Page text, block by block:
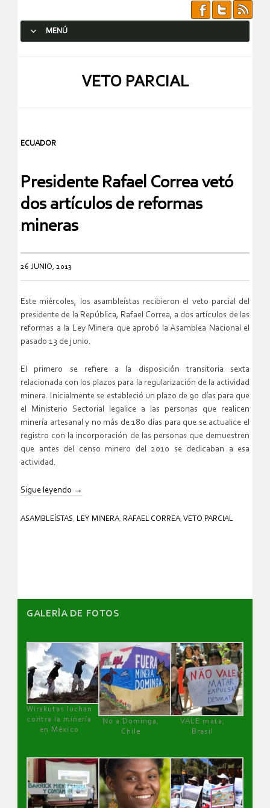
MENÚ
VETO PARCIAL
ECUADOR
Presidente Rafael Correa vetó
dos artículos de reformas
mineras
26 JUNIO, 2013
Este miércoles, los asambleístas recibieron el veto parcial del
presidente de la República, Rafael Correa, a dos artículos de las
reformas a la Ley Minera que aprobó la Asamblea Nacional el
pasado 13 de junio.
El primero se refiere a la disposición transitoria sexta
relacionada con los plazos para la regularización de la actividad
minera. Inicialmente se estableció un plazo de 90 días para que
el Ministerio Sectorial legalice a las personas que realicen
minería artesanal y no más de 180 días para que se actualice el
registro con la incorporación de las personas que demuestren
que antes del censo minero del 2010 se dedicaban a esa
actividad.
Sigue leyendo →
ASAMBLEÍSTAS, LEY MINERA, RAFAEL CORREA, VETO PARCIAL
GALERÌA DE FOTOS
Wirakutas luchan
contra la minería
en México
No a Dominga,
Chile
VALE mata,
Brasil